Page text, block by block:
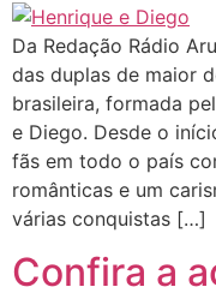
Da Redação Rádio
das duplas de maior
brasileira, formada
e Diego. Desde o
fãs em todo o país
românticas e um
várias conquistas […]
Confira a